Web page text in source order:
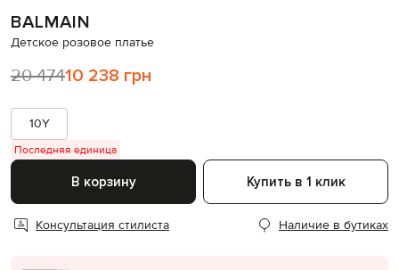
BALMAIN
Детское розовое платье
20 47410 238 грн
10Y
Последняя единица
В корзину Купить в 1 клик
Консультация стилиста Наличие в бутиках